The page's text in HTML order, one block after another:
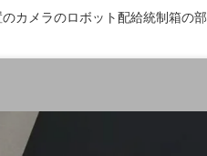
カメラのロボット配給統制箱の